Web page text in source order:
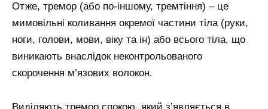
Отже, тремор (або по-іншому, тремтіння) – це
мимовільні коливання окремої частини тіла (руки,
ноги, голови, мови, віку та ін) або всього тіла, що
виникають внаслідок неконтрольованого
скорочення м’язових волокон.